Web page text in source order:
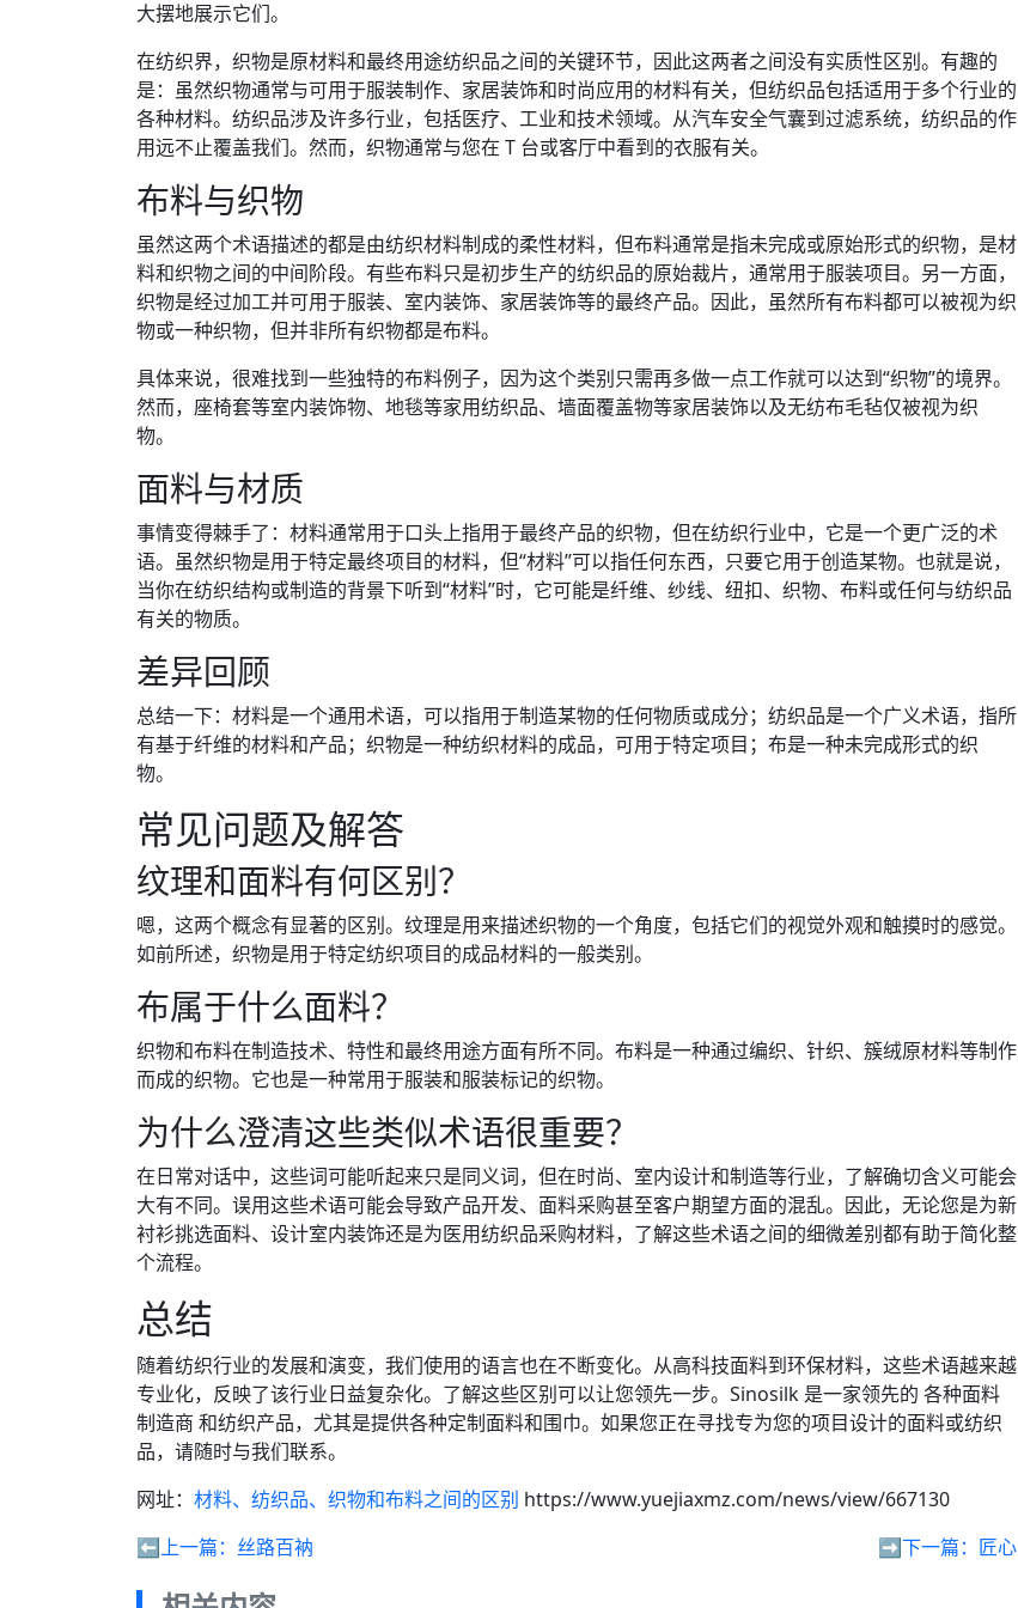
大摆地展示它们。
在纺织界，织物是原材料和最终用途纺织品之间的关键环节，因此这两者之间没有实质性区别。有趣的
是：虽然织物通常与可用于服装制作、家居装饰和时尚应用的材料有关，但纺织品包括适用于多个行业的
各种材料。纺织品涉及许多行业，包括医疗、工业和技术领域。从汽车安全气囊到过滤系统，纺织品的作
用远不止覆盖我们。然而，织物通常与您在 T 台或客厅中看到的衣服有关。
布料与织物
虽然这两个术语描述的都是由纺织材料制成的柔性材料，但布料通常是指未完成或原始形式的织物，是材
料和织物之间的中间阶段。有些布料只是初步生产的纺织品的原始裁片，通常用于服装项目。另一方面，
织物是经过加工并可用于服装、室内装饰、家居装饰等的最终产品。因此，虽然所有布料都可以被视为织
物或一种织物，但并非所有织物都是布料。
具体来说，很难找到一些独特的布料例子，因为这个类别只需再多做一点工作就可以达到“织物”的境界。
然而，座椅套等室内装饰物、地毯等家用纺织品、墙面覆盖物等家居装饰以及无纺布毛毡仅被视为织
物。
面料与材质
事情变得棘手了：材料通常用于口头上指用于最终产品的织物，但在纺织行业中，它是一个更广泛的术
语。虽然织物是用于特定最终项目的材料，但“材料”可以指任何东西，只要它用于创造某物。也就是说，
当你在纺织结构或制造的背景下听到“材料”时，它可能是纤维、纱线、纽扣、织物、布料或任何与纺织品
有关的物质。
差异回顾
总结一下：材料是一个通用术语，可以指用于制造某物的任何物质或成分；纺织品是一个广义术语，指所
有基于纤维的材料和产品；织物是一种纺织材料的成品，可用于特定项目；布是一种未完成形式的织
物。
常见问题及解答
纹理和面料有何区别？
嗯，这两个概念有显​​著的区别。纹理是用来描述织物的一个角度，包括它们的视觉外观和触摸时的感觉。
如前所述，织物是用于特定纺织项目的成品材料的一般类别。
布属于什么面料？
织物和布料在制造技术、特性和最终用途方面有所不同。布料是一种通过编织、针织、簇绒原材料等制作
而成的织物。它也是一种常用于服装和服装标记的织物。
为什么澄清这些类似术语很重要？
在日常对话中，这些词可能听起来只是同义词，但在时尚、室内设计和制造等行业，了解确切含义可能会
大有不同。误用这些术语可能会导致产品开发、面料采购甚至客户期望方面的混乱。因此，无论您是为新
衬衫挑选面料、设计室内装饰还是为医用纺织品采购材料，了解这些术语之间的细微差别都有助于简化整
个流程。
总结
随着纺织行业的发展和演变，我们使用的语言也在不断变化。从高科技面料到环保材料，这些术语越来越
专业化，反映了该行业日益复杂化。了解这些区别可以让您领先一步。Sinosilk 是一家领先的 各种面料
制造商 和纺织产品，尤其是提供各种定制面料和围巾。如果您正在寻找专为您的项目设计的面料或纺织
品，请随时与我们联系。
网址： 材料、纺织品、织物和布料之间的区别 https://www.yuejiaxmz.com/news/view/667130
⬅️上一篇： 丝路百衲 ➡️下一篇： 匠心